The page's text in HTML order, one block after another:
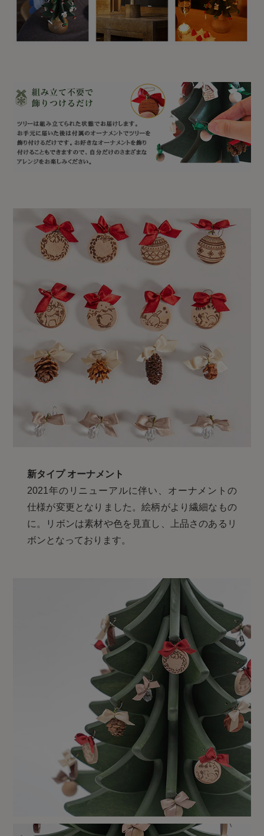
新タイプ オーナメント
2021年のリニューアルに伴い、オーナメントの
仕様が変更となりました。絵柄がより繊細なもの
に。リボンは素材や色を見直し、上品さのあるリ
ボンとなっております。